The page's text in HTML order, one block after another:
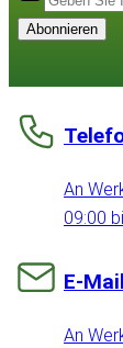
Abonnieren
An
09:00
E-
An